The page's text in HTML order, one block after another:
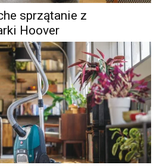
sprzątanie z
Hoover